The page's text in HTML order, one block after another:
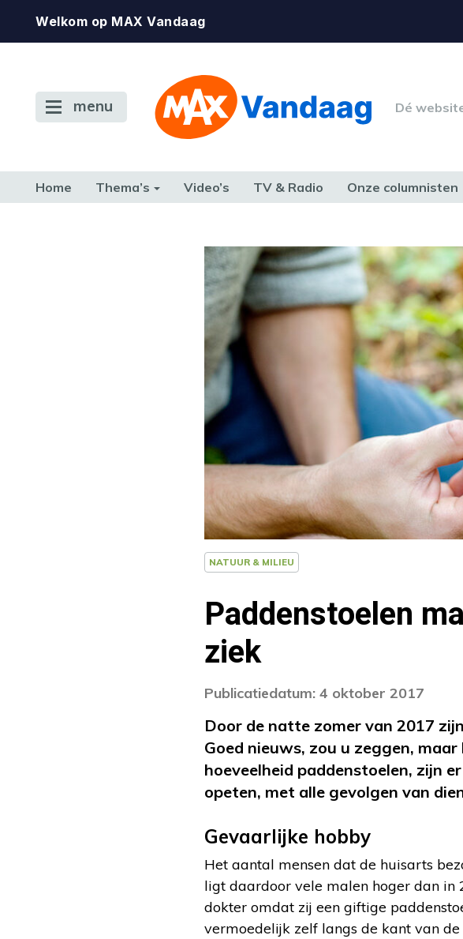
Welkom op MAX Vandaag
menu Dé
Home Thema’s Video’s TV & Radio Onze columnisten
NATUUR & MILIEU
Paddenstoelen
ziek
Publicatiedatum: 4 oktober 2017
Door de natte zomer van 2017
Goed nieuws, zou u zeggen,
hoeveelheid paddenstoelen, zijn
opeten, met alle gevolgen van
Gevaarlijke hobby
Het aantal mensen dat de huisarts
ligt daardoor vele malen hoger dan in
dokter omdat zij een giftige
vermoedelijk zelf langs de kant van